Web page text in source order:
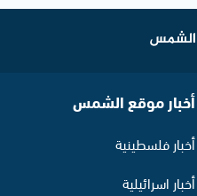
أخبار موقع الشمس
أخبار فلسطينية
أخبار اسرائيلية